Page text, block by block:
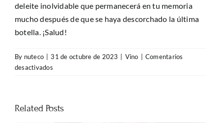
deleite inolvidable que permanecerá en tu memoria
mucho después de que se haya descorchado la última
botella. ¡Salud!
By nuteco 31 de octubre de 2023 Vino
Comentarios
desactivadosen
la
Related Posts